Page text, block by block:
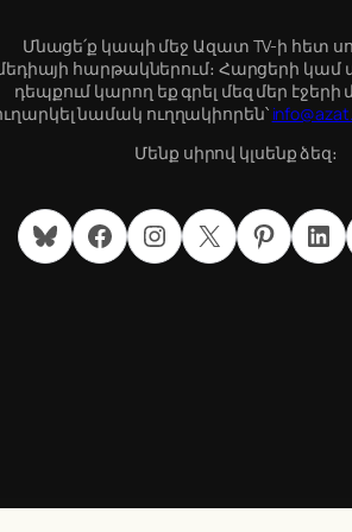
Մնացե՛ք կապի մեջ Ազատ TV-ի հետ
հարթակներում։ Հարցերի
դեպքում կարող եք գրել մեզ մեր էջերի
նամակ ուղղակիորեն՝
Մենք սիրով կլսենք ձեզ։
Bluesky Facebook Instagram X Pinterest LinkedIn